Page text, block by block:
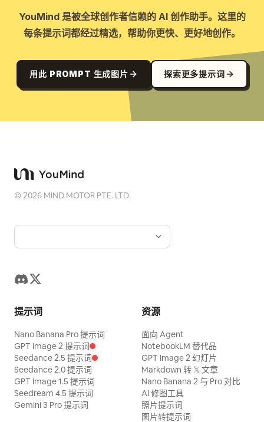
YouMind 是被全球创作者信赖的 AI 创作助手。这里的
每条提示词都经过精选，帮助你更快、更好地创作。
用此 PROMPT 生成图片 探索更多提示词
©2026 MIND MOTOR PTE. LTD.
提示词
Nano Banana Pro 提示词
GPT Image 2 提示词
Seedance 2.5 提示词
Seedance 2.0 提示词
GPT Image 1.5 提示词
Seedream 4.5 提示词
Gemini 3 Pro 提示词
资源
面向 Agent
NotebookLM 替代品
GPT Image 2 幻灯片
Markdown 转 𝕏 文章
Nano Banana 2 与 Pro 对比
AI 修图工具
照片提示词
图片转提示词